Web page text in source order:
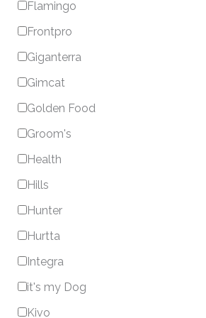
Flamingo
Frontpro
Giganterra
Gimcat
Golden Food
Groom's
Health
Hills
Hunter
Hurtta
Integra
it's my Dog
Kivo